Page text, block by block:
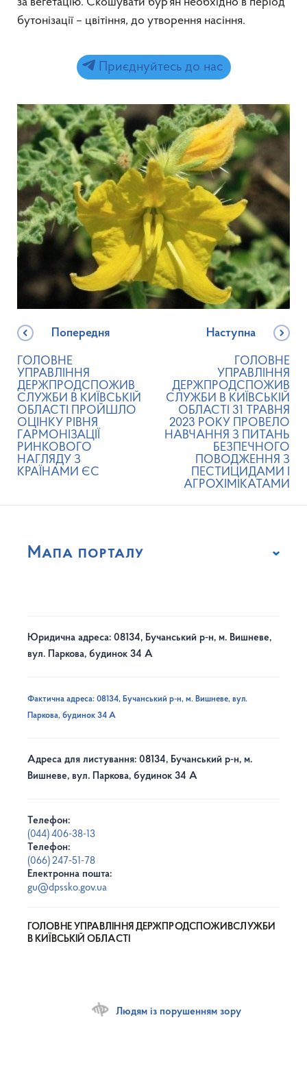
бутонізації – цвітіння, до утворення насіння.
Приєднуйтесь до нас
Попередня
ГОЛОВНЕ
УПРАВЛІННЯ
ДЕРЖПРОДСПОЖИВ
СЛУЖБИ В КИЇВСЬКІЙ
ОБЛАСТІ ПРОЙШЛО
ОЦІНКУ РІВНЯ
ГАРМОНІЗАЦІЇ
РИНКОВОГО
НАГЛЯДУ З
КРАЇНАМИ ЄС
Наступна
ГОЛОВНЕ
УПРАВЛІННЯ
ДЕРЖПРОДСПОЖИВ
СЛУЖБИ В КИЇВСЬКІЙ
ОБЛАСТІ 31 ТРАВНЯ
2023 РОКУ ПРОВЕЛО
НАВЧАННЯ З ПИТАНЬ
БЕЗПЕЧНОГО
ПОВОДЖЕННЯ З
ПЕСТИЦИДАМИ І
АГРОХІМІКАТАМИ
Мапа порталу
Юридична адреса: 08134, Бучанський р-н, м. Вишневе,
вул. Паркова, будинок 34 А
Фактична адреса: 08134, Бучанський р-н, м. Вишневе, вул.
Паркова, будинок 34 А
Адреса для листування: 08134, Бучанський р-н, м.
Вишневе, вул. Паркова, будинок 34 А
Телефон:
(044) 406-38-13
Телефон:
(066) 247-51-78
Електронна пошта:
gu@dpssko.gov.ua
ГОЛОВНЕ УПРАВЛІННЯ ДЕРЖПРОДСПОЖИВСЛУЖБИ
В КИЇВСЬКІЙ ОБЛАСТІ
Людям із порушенням зору